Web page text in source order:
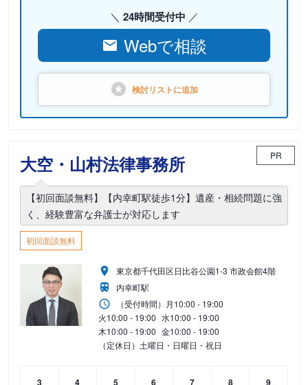
24時間受付中
Webで相談
検討リストに追加
大空・山村法律事務所 PR
【初回面談無料】【内幸町駅徒歩1分】遺産・相続問題に強
く、経験豊富な弁護士が対応します
初回面談無料
東京都千代田区日比谷公園1-3 市政会館4階
内幸町駅
（受付時間） 月10:00 - 19:00
火10:00 - 19:00 水10:00 - 19:00
木10:00 - 19:00 金10:00 - 19:00
（定休日）土曜日・日曜日・祝日
3 4 5 6 7 8 9